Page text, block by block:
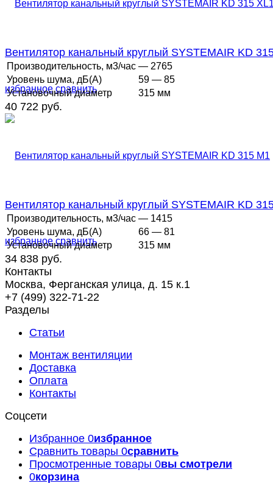
избранное сравнить
Вентилятор канальный круглый SYSTEMAIR KD
Производительность, м3/час — 2765
Уровень шума, дБ(А)
59 — 85
Установочный диаметр
315 мм
40 722 руб.
избранное сравнить
Вентилятор канальный круглый SYSTEMAIR KD
Производительность, м3/час — 1415
Уровень шума, дБ(А)
66 — 81
Установочный диаметр
315 мм
34 838 руб.
Контакты
Москва, Ферганская улица, д. 15 к.1
+7 (499) 322-71-22
Разделы
Статьи
Монтаж вентиляции
Доставка
Оплата
Контакты
Соцсети
Избранное 0избранное
Сравнить товары 0сравнить
Просмотренные товары 0вы смотрели
0корзина